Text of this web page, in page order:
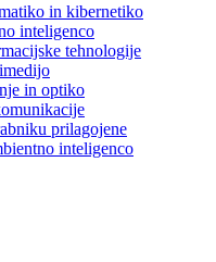
in kibernetiko
inteligenco
tehnologije
in optiko
prilagojene
inteligenco